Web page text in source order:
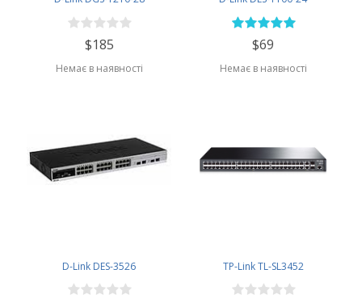
$185
Немає в наявності
$69
Немає в наявності
D-Link DES-3526 TP-Link TL-SL3452